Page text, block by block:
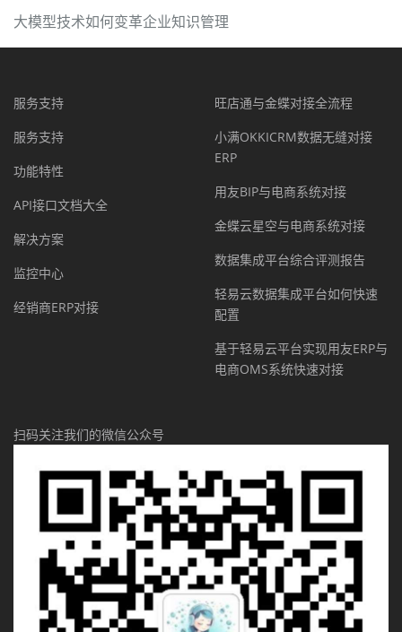
大模型技术如何变革企业知识管理
服务支持
服务支持
功能特性
API接口文档大全
解决方案
监控中心
经销商ERP对接
旺店通与金蝶对接全流程
小满OKKICRM数据无缝对接
ERP
用友BIP与电商系统对接
金蝶云星空与电商系统对接
数据集成平台综合评测报告
轻易云数据集成平台如何快速
配置
基于轻易云平台实现用友ERP与
电商OMS系统快速对接
扫码关注我们的微信公众号